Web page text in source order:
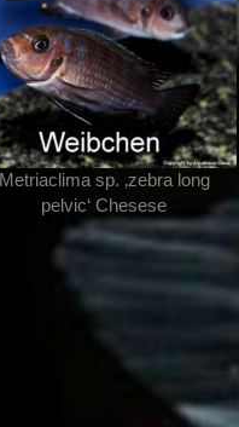
Metriaclima sp. ‚zebra long
pelvic‘ Chesese